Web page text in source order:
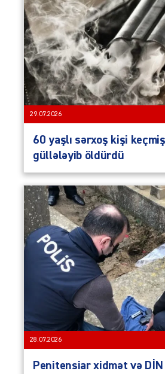
29.07.2026
60 yaşlı sərxoş kişi
güllələyib öldürdü
28.07.2026
Penitensiar xidmət və